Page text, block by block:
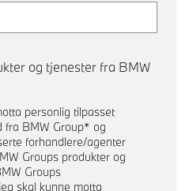
og tjenester fra BMW
personlig tilpasset
fra BMW Group* og
forhandlere/agenter
Groups produkter og
Groups
skal kunne motta